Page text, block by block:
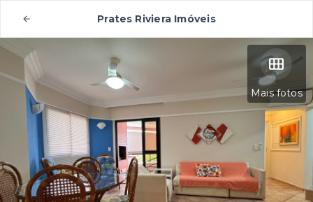
Prates Riviera Imóveis
Mais fotos